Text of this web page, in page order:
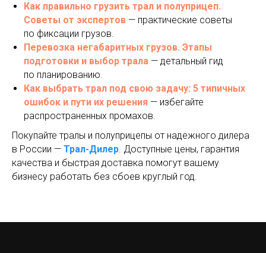
Как правильно грузить трал и полуприцеп.
Советы от экспертов — практические советы
по фиксации грузов.
Перевозка негабаритных грузов. Этапы
подготовки и выбор трала — детальный гид
по планированию.
Как выбрать трал под свою задачу: 5 типичных
ошибок и пути их решения — избегайте
распространенных промахов.
Покупайте тралы и полуприцепы от надежного дилера
в России — Трал-Дилер. Доступные цены, гарантия
качества и быстрая доставка помогут вашему
бизнесу работать без сбоев круглый год.